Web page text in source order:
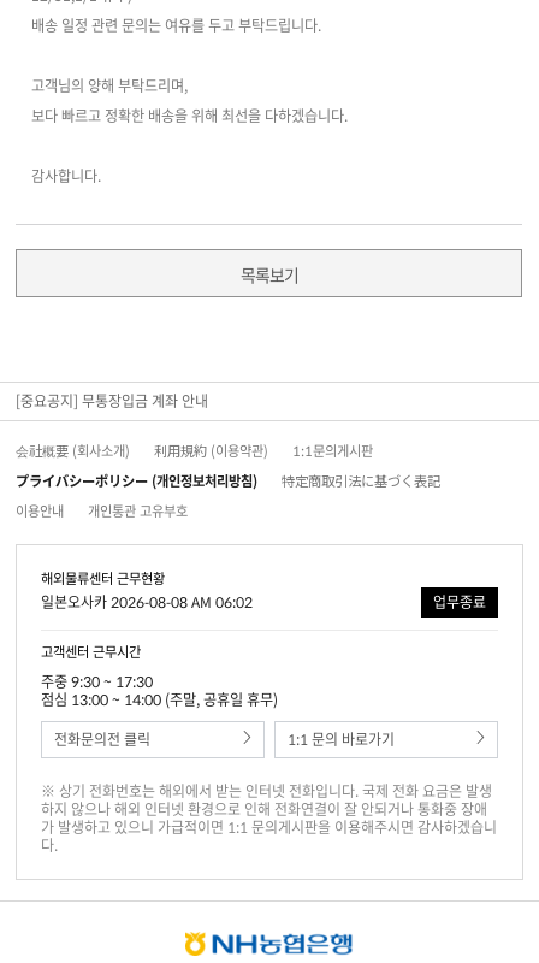
배송 일정 관련 문의는 여유를 두고 부탁드립니다.
고객님의 양해 부탁드리며,
보다 빠르고 정확한 배송을 위해 최선을 다하겠습니다.
감사합니다.
목록보기
[중요공지] 무통장입금 계좌 안내
会社概要 (회사소개) 利用規約 (이용약관)
1:1문의게시판
プライバシーポリシー (개인정보처리방침)
特定商取引法に基づく表記
이용안내
개인통관 고유부호
해외물류센터 근무현황
일본오사카 2026-08-08 AM 06:02 업무종료
고객센터 근무시간
주중 9:30 ~ 17:30
점심 13:00 ~ 14:00 (주말, 공휴일 휴무)
전화문의전 클릭
1:1 문의 바로가기
※ 상기 전화번호는 해외에서 받는 인터넷 전화입니다. 국제 전화 요금은 발생
하지 않으나 해외 인터넷 환경으로 인해 전화연결이 잘 안되거나 통화중 장애
가 발생하고 있으니 가급적이면 1:1 문의게시판을 이용해주시면 감사하겠습니
다.